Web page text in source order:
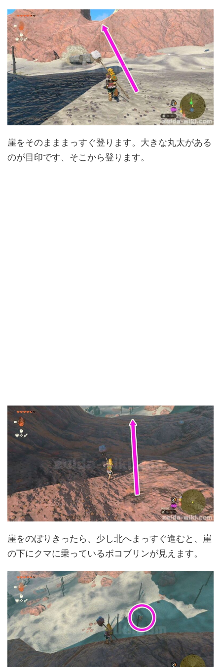
崖をそのまままっすぐ登ります。大きな丸太がある
のが目印です、そこから登ります。
崖をのぼりきったら、少し北へまっすぐ進むと、崖
の下にクマに乗っているボコブリンが見えます。